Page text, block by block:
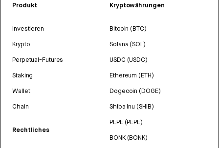
Produkt
Investieren
Krypto
Perpetual-Futures
Staking
Wallet
Chain
Rechtliches
Kryptowährungen
Bitcoin (BTC)
Solana (SOL)
USDC (USDC)
Ethereum (ETH)
Dogecoin (DOGE)
Shiba Inu (SHIB)
PEPE (PEPE)
BONK (BONK)